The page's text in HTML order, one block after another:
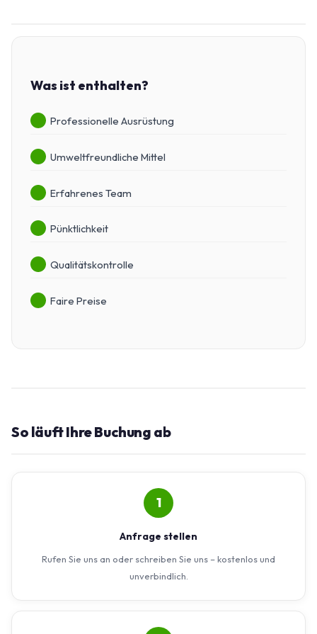
Was ist enthalten?
Professionelle Ausrüstung
Umweltfreundliche Mittel
Erfahrenes Team
Pünktlichkeit
Qualitätskontrolle
Faire Preise
So läuft Ihre Buchung ab
1
Anfrage stellen
Rufen Sie uns an oder schreiben Sie uns – kostenlos und
unverbindlich.